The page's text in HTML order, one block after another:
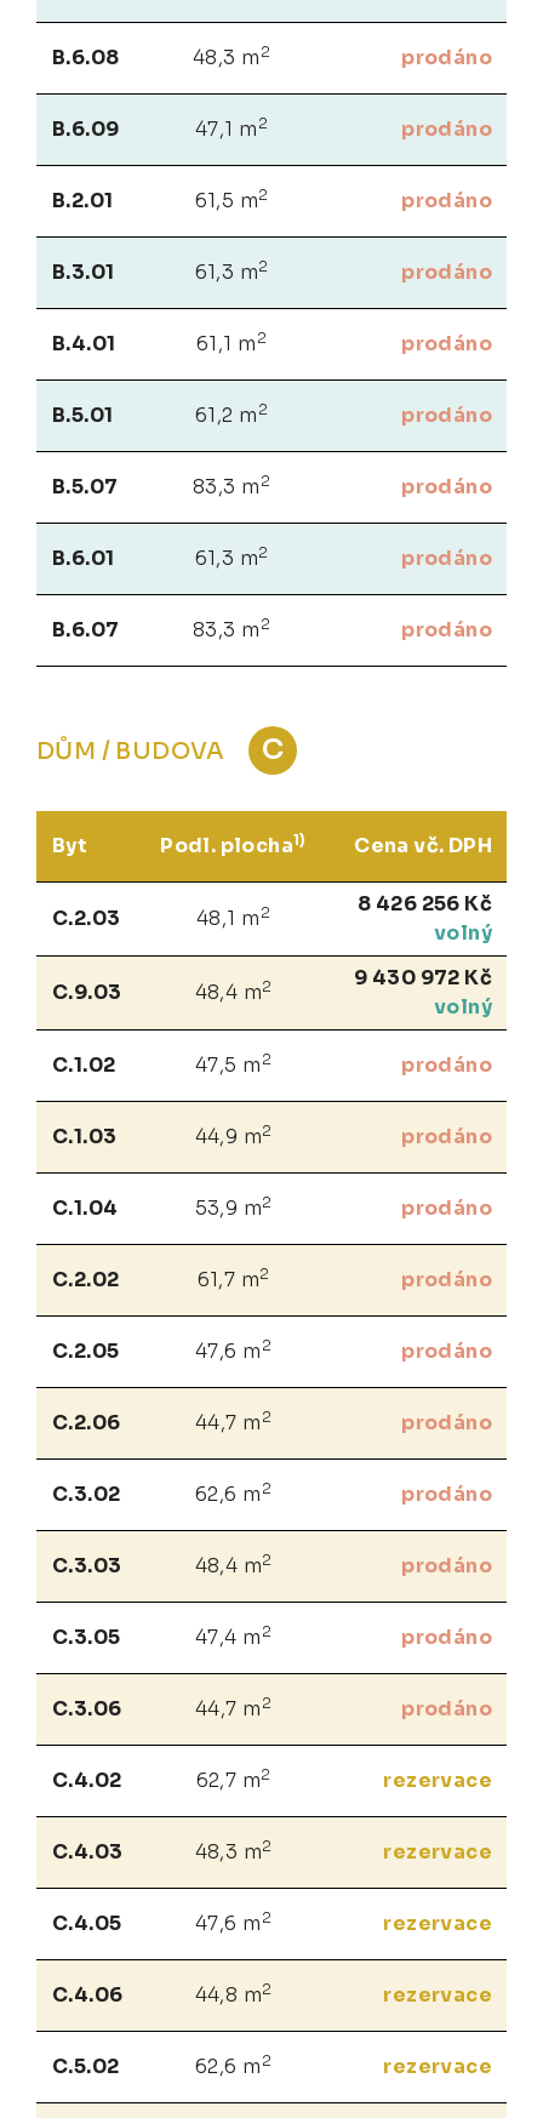
B.6.08 48,3 m 2 prodáno
B.6.09 47,1 m 2 prodáno
B.2.01 61,5 m2 prodáno
B.3.01 61,3 m2 prodáno
B.4.01 61,1 m 2 prodáno
B.5.01 61,2 m 2 prodáno
B.5.07 83,3 m 2 prodáno
B.6.01 61,3 m2 prodáno
B.6.07 83,3 m 2 prodáno
DŮM / BUDOVA C
Byt Podl. plocha1) Cena vč. DPH
C.2.03 48,1 m 2
8 426 256 Kč
volný
C.9.03 48,4 m2
9 430 972 Kč
volný
C.1.02 47,5 m 2 prodáno
C.1.03 44,9 m2 prodáno
C.1.04 53,9 m2 prodáno
C.2.02 61,7 m2 prodáno
C.2.05 47,6 m 2 prodáno
C.2.06 44,7 m 2 prodáno
C.3.02 62,6 m 2 prodáno
C.3.03 48,4 m2 prodáno
C.3.05 47,4 m 2 prodáno
C.3.06 44,7 m 2 prodáno
C.4.02 62,7 m2 rezervace
C.4.03 48,3 m2 rezervace
C.4.05 47,6 m 2 rezervace
C.4.06 44,8 m2 rezervace
C.5.02 62,6 m 2 rezervace